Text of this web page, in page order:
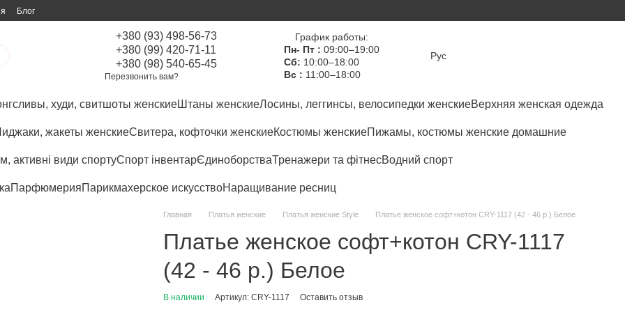
Блог
+380 (93) 498-56-73
+380 (99) 420-71-11
+380 (98) 540-65-45
Перезвонить вам?
График работы:
Пн- Пт : 09:00–19:00
Сб: 10:00–18:00
Вс : 11:00–18:00
Рус
худи, свитшоты женскиеШтаны женскиеЛосины, леггинсы, велосипедки женскиеВерхняя женская одежда
жакеты женскиеСвитера, кофточки женскиеКостюмы женскиеПижамы, костюмы женские домашние
активні види спортуСпорт інвентарЄдиноборстваТренажери та фітнесВодний спорт
ПарфюмерияПарикмахерское искусствоНаращивание ресниц
Главная Платья женские Платья женские Style Платье женское софт+котон CRY-1117 (42 - 46 р.) Белое
Платье женское софт+котон CRY-1117
(42 - 46 р.) Белое
В наличии Артикул: CRY-1117 Оставить отзыв